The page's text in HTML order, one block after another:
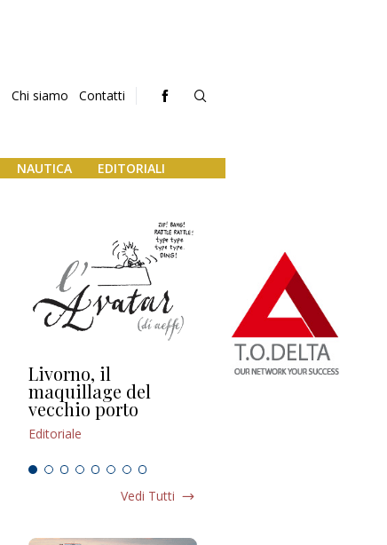
Chi siamo Contatti
NAUTICA EDITORIALI
Livorno, il
maquillage del
vecchio porto
Editoriale
L’uscita di scena di
Vedi Tutti